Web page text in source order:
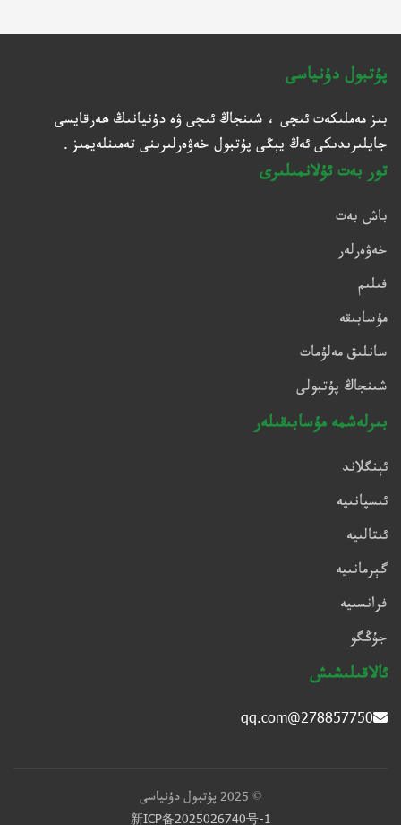
پۇتبول دۇنياسى
بىز مەملىكەت ئىچى ، شىنجاڭ ئىچى ۋە دۇنيانىڭ ھەرقايسى
جايلىرىدىكى ئەڭ يېڭى پۇتبول خەۋەرلىرىنى تەمىنلەيمىز .
تور بەت ئۇلانمىلىرى
باش بەت
خەۋەرلەر
فىلىم
مۇسابىقە
سانلىق مەلۇمات
شىنجاڭ پۇتبولى
بىرلەشمە مۇسابىقىلەر
ئېنگلاند
ئىسپانىيە
ئىتالىيە
گېرمانىيە
فرانسىيە
جۇڭگو
ئالاقىلىشىش
278857750@qq.com
© 2025 پۇتبول دۇنياسى
新ICP备2025026740号-1